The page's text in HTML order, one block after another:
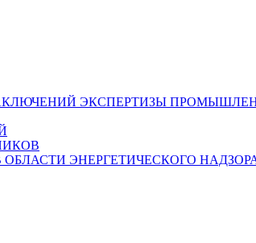
ЭКСПЕРТИЗЫ
ЭНЕРГЕТИЧЕСКОГО